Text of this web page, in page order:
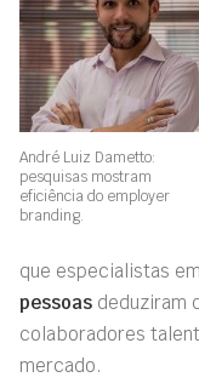
André Luiz Dametto:
pesquisas mostram
eficiência do employer
branding.
que especialistas
pessoas deduziram
colaboradores
mercado.